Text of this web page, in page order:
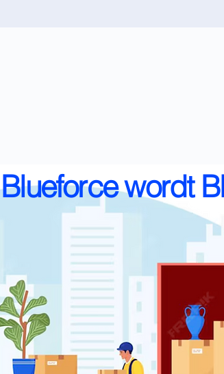
Blueforce wordt